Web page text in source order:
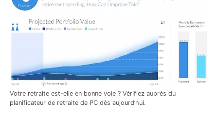
Votre retraite est-elle en bonne voie ? Vérifiez auprès du
planificateur de retraite de PC dès aujourd’hui.